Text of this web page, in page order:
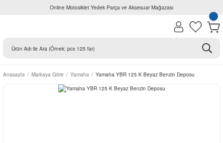
Online Motosiklet Yedek Parça ve Aksesuar Mağazası
Anasayfa Markaya Göre Yamaha Yamaha YBR 125 K Beyaz Benzin Deposu